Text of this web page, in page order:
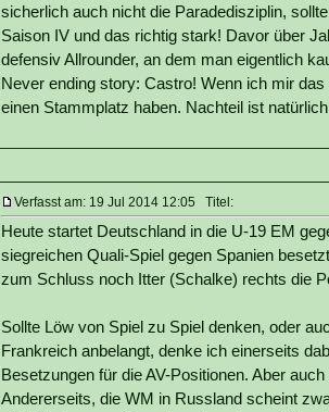
sicherlich auch nicht die Paradedisziplin,
Saison IV und das richtig stark! Davor über
defensiv Allrounder, an dem man eigentlich
Never ending story: Castro! Wenn ich mir
einen Stammplatz haben. Nachteil ist
Verfasst am: 19 Jul 2014 12:05 Titel:
Heute startet Deutschland in die U-19 EM
siegreichen Quali-Spiel gegen Spanien
zum Schluss noch Itter (Schalke) rechts die
Sollte Löw von Spiel zu Spiel denken, oder
Frankreich anbelangt, denke ich einerseits
Besetzungen für die AV-Positionen. Aber
Andererseits, die WM in Russland scheint